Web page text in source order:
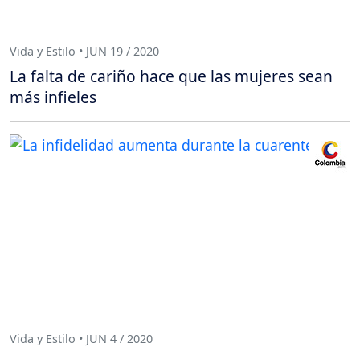
Vida y Estilo • JUN 19 / 2020
La falta de cariño hace que las mujeres sean
más infieles
Vida y Estilo • JUN 4 / 2020